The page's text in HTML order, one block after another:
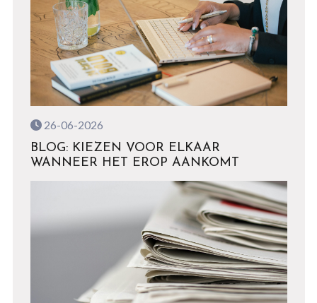
26-06-2026
BLOG: KIEZEN VOOR ELKAAR
WANNEER HET EROP AANKOMT